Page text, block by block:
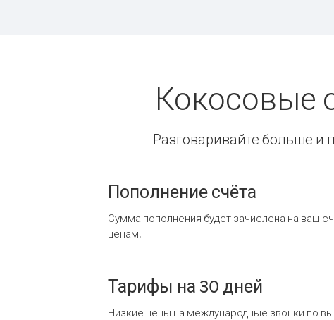
Кокосовые
Разговаривайте больше и
Пополнение счёта
Сумма пополнения будет зачислена на ваш
ценам.
Тарифы на 30 дней
Низкие цены на международные звонки по